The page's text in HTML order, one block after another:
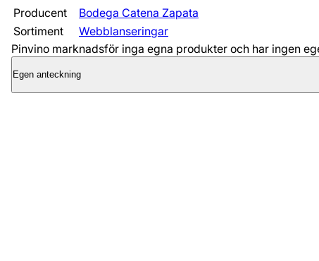
Producent
Bodega Catena Zapata
Sortiment
Webblanseringar
Pinvino marknadsför inga egna produkter och har ingen
Egen anteckning